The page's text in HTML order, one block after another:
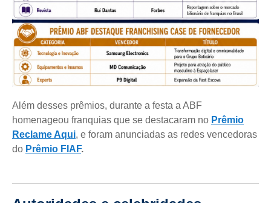
Além desses prêmios, durante a festa a ABF
homenageou franquias que se destacaram no Prêmio
Reclame Aqui, e foram anunciadas as redes vencedoras
do Prêmio FIAF.